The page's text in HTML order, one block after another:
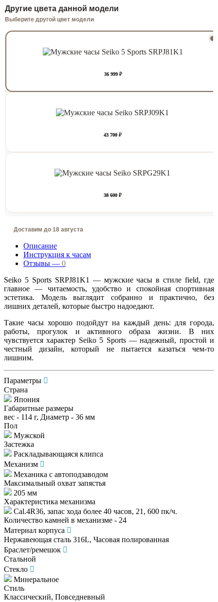
Другие цвета данной модели
Выберите другой цвет модели
36 999 ₽
43 700 ₽
38 600 ₽
Доставим до 18 августа
Описание
Инструкция к часам
Отзывы — 0
Seiko 5 Sports SRPJ81K1 — мужские часы в стиле field, где
главное — читаемость, удобство и спокойная спортивная
эстетика. Модель выглядит собранно и практично, без
лишних деталей, которые быстро надоедают.
Такие часы хорошо подойдут на каждый день: для города,
работы, прогулок и активного образа жизни. В них
чувствуется характер Seiko 5 Sports — надежный, простой и
честный дизайн, который не пытается казаться чем-то
лишним.
Параметры
Страна
Япония
Габаритные размеры
вес - 114 г, Диаметр - 36 мм
Пол
Мужской
Застежка
Раскладывающаяся клипса
Механизм
Механика с автоподзаводом
Максимальный охват запястья
205 мм
Характеристика механизма
Cal.4R36, запас хода более 40 часов, 21, 600 пк/ч.
Количество камней в механизме - 24
Материал корпуса
Нержавеющая сталь 316L, Часовая полированная
Браслет/ремешок
Стальной
Стекло
Минеральное
Стиль
Классический, Повседневный